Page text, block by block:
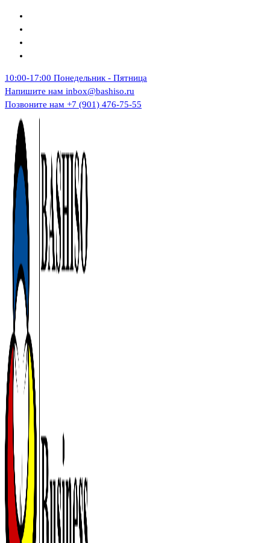
Перейти
содержимому
10:00-17:00 Понедельник - Пятница
Напишите нам inbox@bashiso.ru
Позвоните нам +7 (901) 476-75-55